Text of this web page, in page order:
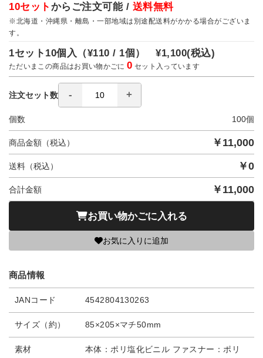
10セット からご注文可能 / 送料無料
※北海道・沖縄県・離島・一部地域は別途配送料がかかる場合がございま
す。
1セット10個入（¥110 / 1個）¥1,100(税込)
ただいまこの商品はお買い物かごに0 セット入っています
注文セット数
個数 100個
商品金額（税込） ￥ 11,000
送料（税込） ￥0
合計金額 ￥ 11,000
お買い物かごに入れる
お気に入りに追加
商品情報
JANコード 4542804130263
サイズ（約） 85×205×マチ50mm
素材
本体：ポリ塩化ビニル ファスナー：ポリ